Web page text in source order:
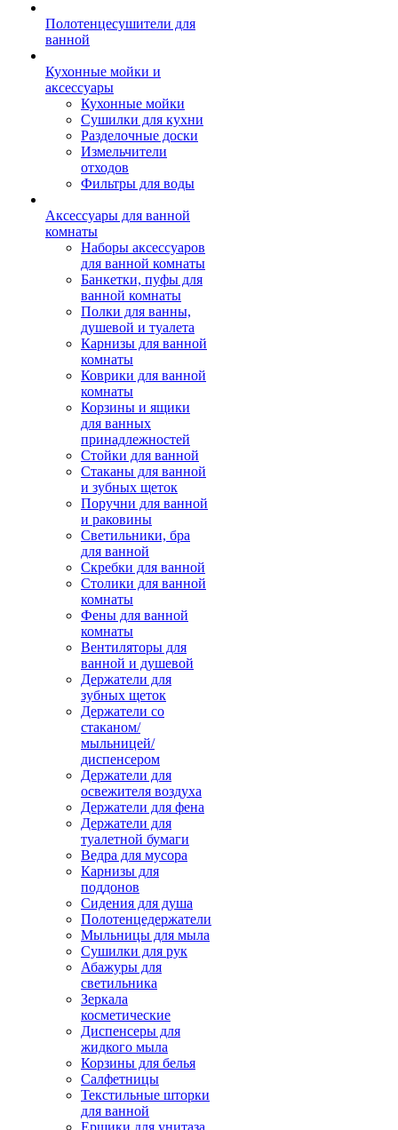
Полотенцесушители для
ванной
Кухонные мойки и
аксессуары
Кухонные мойки
Сушилки для кухни
Разделочные доски
Измельчители
отходов
Фильтры для воды
Аксессуары для ванной
комнаты
Наборы аксессуаров
для ванной комнаты
Банкетки, пуфы для
ванной комнаты
Полки для ванны,
душевой и туалета
Карнизы для ванной
комнаты
Коврики для ванной
комнаты
Корзины и ящики
для ванных
принадлежностей
Стойки для ванной
Стаканы для ванной
и зубных щеток
Поручни для ванной
и раковины
Светильники, бра
для ванной
Скребки для ванной
Столики для ванной
комнаты
Фены для ванной
комнаты
Вентиляторы для
ванной и душевой
Держатели для
зубных щеток
Держатели со
стаканом/
мыльницей/
диспенсером
Держатели для
освежителя воздуха
Держатели для фена
Держатели для
туалетной бумаги
Ведра для мусора
Карнизы для
поддонов
Сидения для душа
Полотенцедержатели
Мыльницы для мыла
Сушилки для рук
Абажуры для
светильника
Зеркала
косметические
Диспенсеры для
жидкого мыла
Корзины для белья
Салфетницы
Текстильные шторки
для ванной
Ершики для унитаза